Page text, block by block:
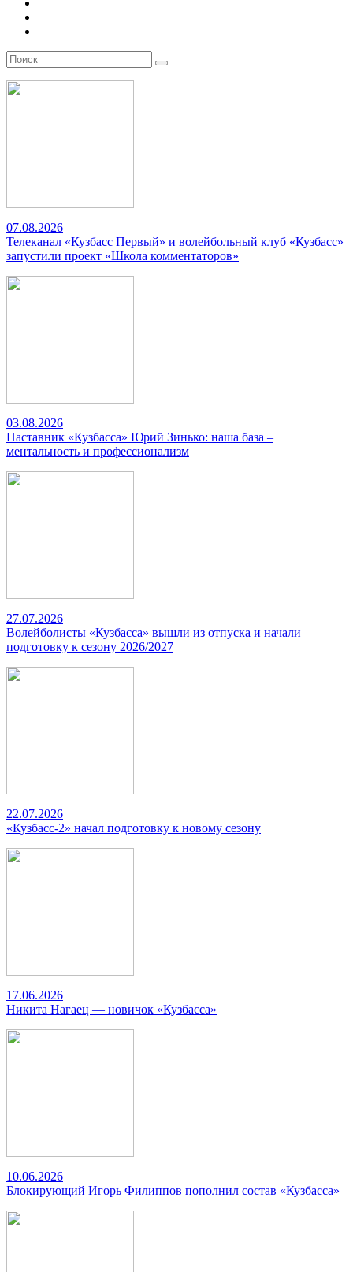
07.08.2026
Телеканал «Кузбасс Первый» и волейбольный клуб «Кузбасс»
запустили проект «Школа комментаторов»
03.08.2026
Наставник «Кузбасса» Юрий Зинько: наша база –
ментальность и профессионализм
27.07.2026
Волейболисты «Кузбасса» вышли из отпуска и начали
подготовку к сезону 2026/2027
22.07.2026
«Кузбасс-2» начал подготовку к новому сезону
17.06.2026
Никита Нагаец — новичок «Кузбасса»
10.06.2026
Блокирующий Игорь Филиппов пополнил состав «Кузбасса»